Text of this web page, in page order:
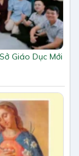
Giáo Dục Mới